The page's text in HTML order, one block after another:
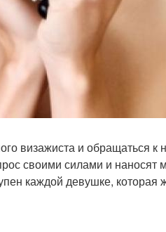
визажиста и обращаться
своими силами и наносят
каждой девушке, которая